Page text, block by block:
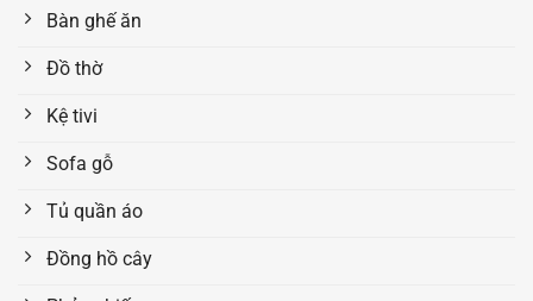
Bàn ghế ăn
Đồ thờ
Kệ tivi
Sofa gỗ
Tủ quần áo
Đồng hồ cây